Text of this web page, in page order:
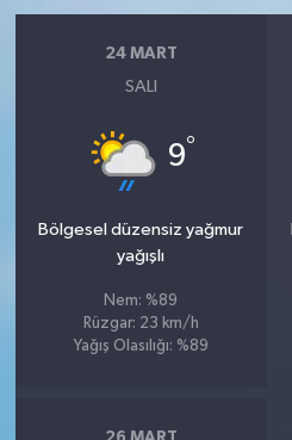
24 MART
SALI
9°
Bölgesel düzensiz yağmur
yağışlı
Nem: %89
Rüzgar: 23 km/h
Yağış Olasılığı: %89
TEKNOLOJİ
TÜRKİYE
VİZYONDAKİLER